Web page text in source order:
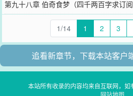
第九十八章 伯奇食梦（四千两百字求订阅
1/14 1 2 3
追看新章节，下载本站客户
本站所有收录的内容均来自互联网，如
网站地图